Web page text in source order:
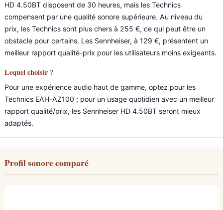
HD 4.50BT disposent de 30 heures, mais les Technics
compensent par une qualité sonore supérieure. Au niveau du
prix, les Technics sont plus chers à 255 €, ce qui peut être un
obstacle pour certains. Les Sennheiser, à 129 €, présentent un
meilleur rapport qualité-prix pour les utilisateurs moins exigeants.
Lequel choisir ?
Pour une expérience audio haut de gamme, optez pour les
Technics EAH-AZ100 ; pour un usage quotidien avec un meilleur
rapport qualité/prix, les Sennheiser HD 4.50BT seront mieux
adaptés.
Profil sonore comparé